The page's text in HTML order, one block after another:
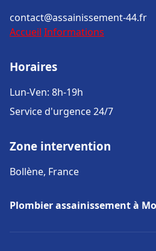
contact@assainissement-44.fr
Accueil Informations
Horaires
Lun-Ven: 8h-19h
Service d'urgence 24/7
Zone intervention
Bollène, France
Plombier assainissement à